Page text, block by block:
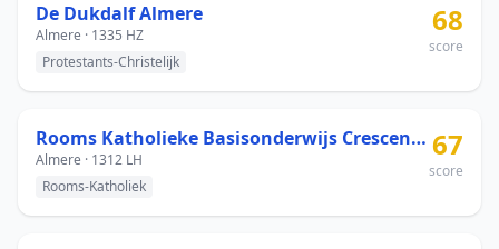
De Dukdalf Almere
Almere · 1335 HZ
Protestants-Christelijk
68
score
Rooms Katholieke Basisonderwijs Crescendo
Almere · 1312 LH
Rooms-Katholiek
67
score